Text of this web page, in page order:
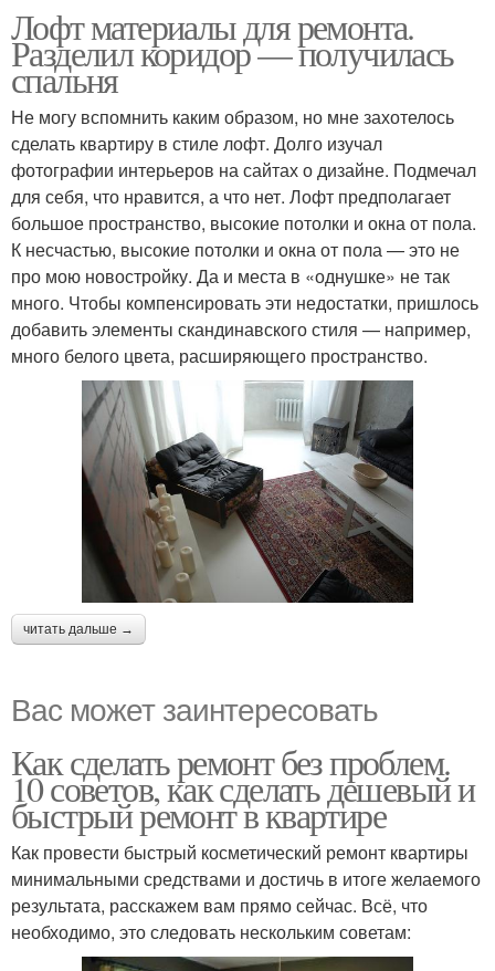
Лофт материалы для ремонта.
Разделил коридор — получилась
спальня
Не могу вспомнить каким образом, но мне захотелось
сделать квартиру в стиле лофт. Долго изучал
фотографии интерьеров на сайтах о дизайне. Подмечал
для себя, что нравится, а что нет. Лофт предполагает
большое пространство, высокие потолки и окна от пола.
К несчастью, высокие потолки и окна от пола — это не
про мою новостройку. Да и места в «однушке» не так
много. Чтобы компенсировать эти недостатки, пришлось
добавить элементы скандинавского стиля — например,
много белого цвета, расширяющего пространство.
читать дальше →
Вас может заинтересовать
Как сделать ремонт без проблем.
10 советов, как сделать дешевый и
быстрый ремонт в квартире
Как провести быстрый косметический ремонт квартиры
минимальными средствами и достичь в итоге желаемого
результата, расскажем вам прямо сейчас. Всё, что
необходимо, это следовать нескольким советам: